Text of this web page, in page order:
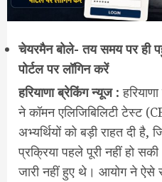
चेयरमैन बोले- तय समय पर ही
पोर्टल पर लॉगिन करें
हरियाणा ब्रेकिंग न्यूज :
ने कॉमन एलिजिबिलिटी टेस्ट
अभ्यर्थियों को बड़ी राहत दी है,
प्रक्रिया पहले पूरी नहीं हो
जारी नहीं हुए थे। आयोग ने ऐसे